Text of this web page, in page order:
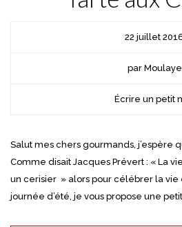
22 juillet
par Moulaye
Écrire un petit
Salut mes chers gourmands, j’espère
Comme disait Jacques Prévert : « La
un cerisier » alors pour célébrer la vie
journée d’été, je vous propose une